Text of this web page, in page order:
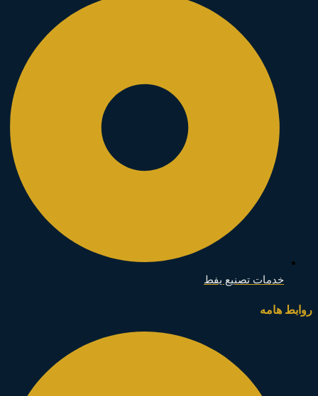
خدمات تصنيع يفط
روابط هامه